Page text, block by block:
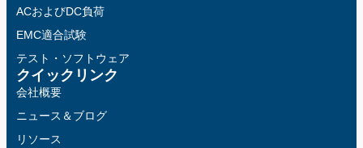
ACおよびDC負荷
EMC適合試験
テスト・ソフトウェア
クイックリンク
会社概要
ニュース＆ブログ
リソース